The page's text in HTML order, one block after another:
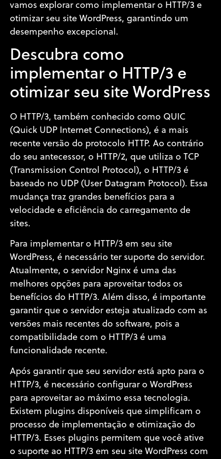
vamos explorar como implementar o HTTP/3 e
otimizar seu site WordPress, garantindo um
desempenho excepcional.
Descubra como
implementar o HTTP/3 e
otimizar seu site WordPress
O HTTP/3, também conhecido como QUIC
(Quick UDP Internet Connections), é a mais
recente versão do protocolo HTTP. Ao contrário
do seu antecessor, o HTTP/2, que utiliza o TCP
(Transmission Control Protocol), o HTTP/3 é
baseado no UDP (User Datagram Protocol). Essa
mudança traz grandes benefícios para a
velocidade e eficiência do carregamento de
sites.
Para implementar o HTTP/3 em seu site
WordPress, é necessário ter suporte do servidor.
Atualmente, o servidor Nginx é uma das
melhores opções para aproveitar todos os
benefícios do HTTP/3. Além disso, é importante
garantir que o servidor esteja atualizado com as
versões mais recentes do software, pois a
compatibilidade com o HTTP/3 é uma
funcionalidade recente.
Após garantir que seu servidor está apto para o
HTTP/3, é necessário configurar o WordPress
para aproveitar ao máximo essa tecnologia.
Existem plugins disponíveis que simplificam o
processo de implementação e otimização do
HTTP/3. Esses plugins permitem que você ative
o suporte ao HTTP/3 em seu site WordPress com